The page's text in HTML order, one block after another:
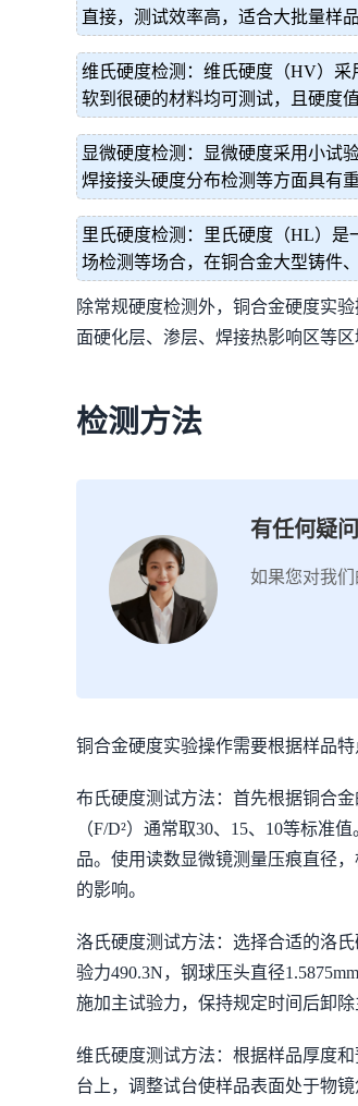
直接，测试效率高，适合大批量样
维氏硬度检测：维氏硬度（HV）
软到很硬的材料均可测试，且硬度
显微硬度检测：显微硬度采用小试
焊接接头硬度分布检测等方面具有
里氏硬度检测：里氏硬度（HL）
场检测等场合，在铜合金大型铸件
除常规硬度检测外，铜合金硬度实
面硬化层、渗层、焊接热影响区等
检测方法
有任何疑
如果您对我
铜合金硬度实验操作需要根据样品
布氏硬度测试方法：首先根据铜合
（F/D²）通常取30、15、10等标
品。使用读数显微镜测量压痕直径
的影响。
洛氏硬度测试方法：选择合适的洛
验力490.3N，钢球压头直径
施加主试验力，保持规定时间后卸
维氏硬度测试方法：根据样品厚度
台上，调整试台使样品表面处于物